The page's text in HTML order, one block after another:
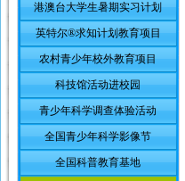
港澳台大学生暑期实习计划
英特尔®求知计划教育项目
农村青少年校外教育项目
科技馆活动进校园
青少年科学调查体验活动
全国青少年科学影像节
全国科普教育基地